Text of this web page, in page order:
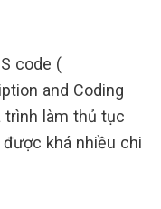
code (
and Coding
trình làm thủ tục
khá nhiều chi